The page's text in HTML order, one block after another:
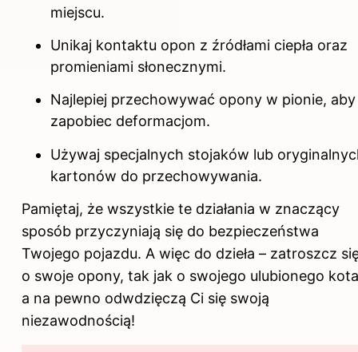
miejscu.
Unikaj kontaktu opon z źródłami ciepła oraz
promieniami słonecznymi.
Najlepiej przechowywać opony w pionie, aby
zapobiec deformacjom.
Używaj specjalnych stojaków lub
kartonów do przechowywania.
Pamiętaj, że wszystkie te działania w znaczący
sposób przyczyniają się do bezpieczeństwa
Twojego pojazdu. A więc do dzieła – zatroszcz
o swoje opony, tak jak o swojego ulubionego
a na pewno odwdzięczą Ci się swoją
niezawodnością!